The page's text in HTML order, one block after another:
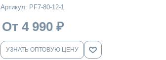
Артикул: PF7-80-12-1
От 4 990 ₽
УЗНАТЬ ОПТОВУЮ ЦЕНУ